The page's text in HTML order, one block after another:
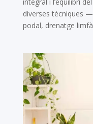
integral i l’equilibri
diverses tècniques
podal, drenatge